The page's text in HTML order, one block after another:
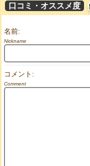
口コミ・オススメ度
名前:
Nickname
コメント:
Comment